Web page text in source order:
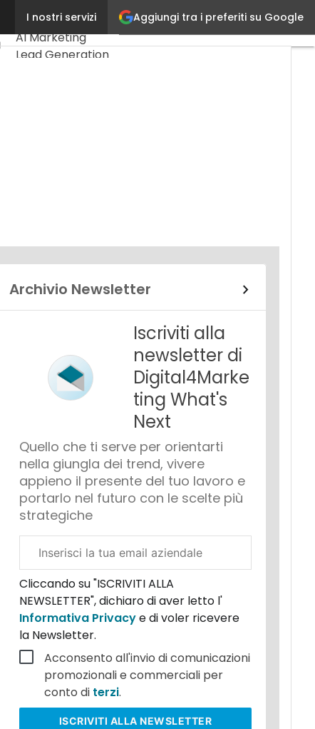
Aggiungi tra i preferiti su Google
I nostri servizi
Youtube-
play
Email
Ultimi articoli
AI Marketing
Lead Generation
Archivio Newsletter
Iscriviti alla
newsletter di
Digital4Marke
ting What's
Next
Quello che ti serve per orientarti
nella giungla dei trend, vivere
appieno il presente del tuo lavoro e
portarlo nel futuro con le scelte più
strategiche
aziendale
Cliccando su "ISCRIVITI ALLA
NEWSLETTER", dichiaro di aver letto l'
Informativa Privacye di voler ricevere
la Newsletter.
Acconsento all'invio di comunicazioni
promozionali e commerciali per
conto di terzi.
ISCRIVITI ALLA NEWSLETTER